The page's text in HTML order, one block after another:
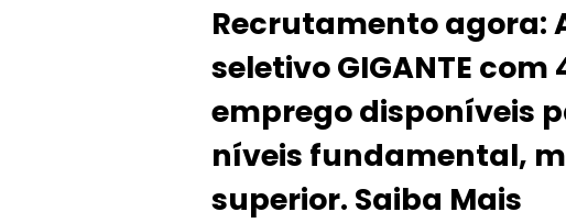
Recrutamento agora:
seletivo GIGANTE
emprego disponíveis
níveis fundamental,
superior. Saiba Mais